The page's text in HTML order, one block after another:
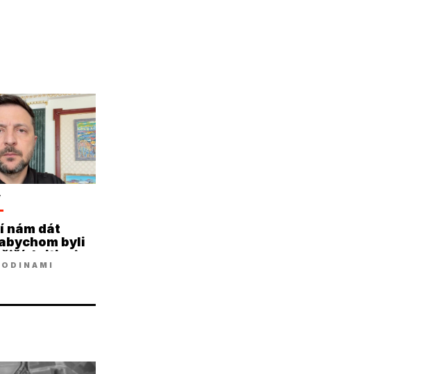
nám dát
byli
kritizuje